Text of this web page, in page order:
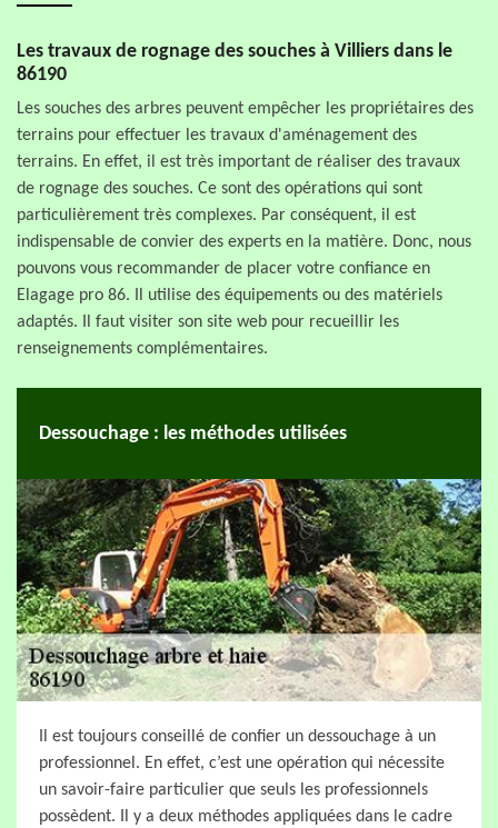
Les travaux de rognage des souches à Villiers dans le
86190
Les souches des arbres peuvent empêcher les propriétaires des
terrains pour effectuer les travaux d'aménagement des
terrains. En effet, il est très important de réaliser des travaux
de rognage des souches. Ce sont des opérations qui sont
particulièrement très complexes. Par conséquent, il est
indispensable de convier des experts en la matière. Donc, nous
pouvons vous recommander de placer votre confiance en
Elagage pro 86. Il utilise des équipements ou des matériels
adaptés. Il faut visiter son site web pour recueillir les
renseignements complémentaires.
Dessouchage : les méthodes utilisées
Il est toujours conseillé de confier un dessouchage à un
professionnel. En effet, c’est une opération qui nécessite
un savoir-faire particulier que seuls les professionnels
possèdent. Il y a deux méthodes appliquées dans le cadre